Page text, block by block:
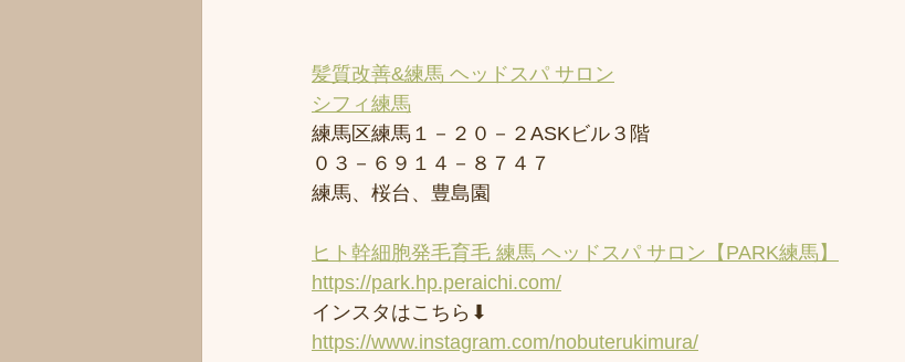
髪質改善&練馬 ヘッドスパ サロン
シフィ練馬
練馬区練馬１－２０－２ASKビル３階
０３－６９１４－８７４７
練馬、桜台、豊島園
ヒト幹細胞発毛育毛 練馬 ヘッドスパ サロン【PARK練馬】
https://park.hp.peraichi.com/
インスタはこちら⬇︎
https://www.instagram.com/nobuterukimura/